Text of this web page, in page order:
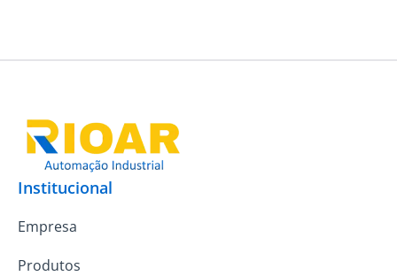
Institucional
Empresa
Produtos